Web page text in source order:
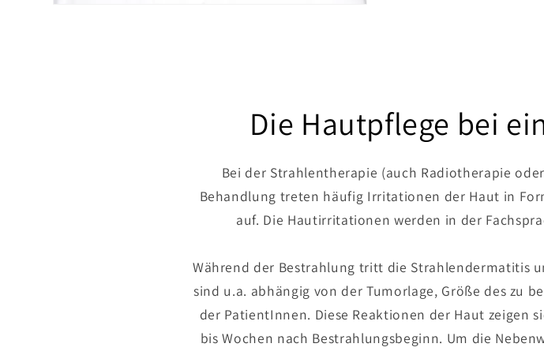
Die Hautpflege bei
Bei der Strahlentherapie (auch Radiotherapie
Behandlung treten häufig Irritationen der Haut in
auf. Die Hautirritationen werden in der
Während der Bestrahlung tritt die Strahlendermatitis
sind u.a. abhängig von der Tumorlage, Größe des zu
der PatientInnen. Diese Reaktionen der Haut zeigen
bis Wochen nach Bestrahlungsbeginn. Um die